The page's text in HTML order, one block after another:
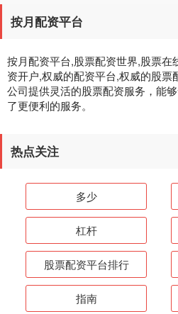
按月配资平台
按月配资平台,股票配资世界,股票在
资开户,权威的配资平台,权威的股票
公司提供灵活的股票配资服务，能
了更便利的服务。
热点关注
多少
杠杆
股票配资平台排行
指南